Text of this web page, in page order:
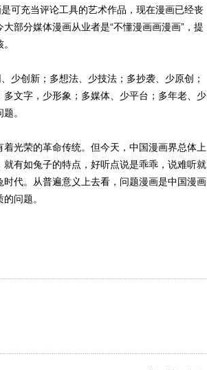
充当评论工具的艺术作品，现在漫画已经丧
部分媒体漫画从业者是“不懂漫画画漫画”，提
创新；多想法、少技法；多抄袭、少原创；
文字，少形象；多媒体、少平台；多年老、少
。
光荣的革命传统。但今天，中国漫画界总体上
有如兔子的特点，好听点说是乖乖，说难听就
代。从普遍意义上去看，问题漫画是中国漫画
问题。